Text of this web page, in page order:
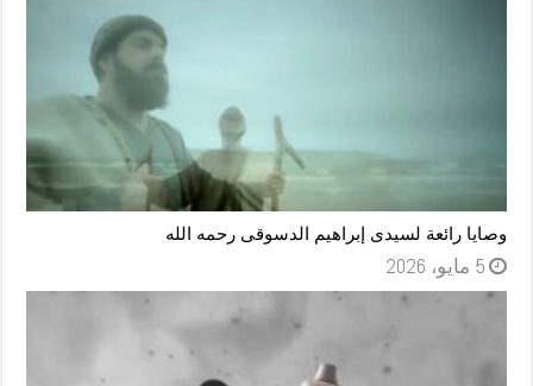
وصايا رائعة لسيدى إبراهيم الدسوقى رحمه الله
5 مايو، 2026